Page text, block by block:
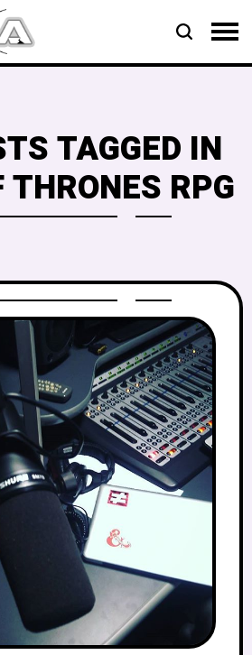
TAGGED IN
THRONES RPG